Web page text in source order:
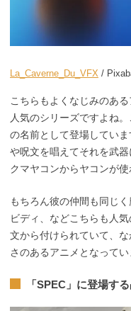
La_Caverne_Du_VFX /
こちらもよくなじみのあ
人気のシリーズですよね
の名前として登場してい
や呪文を唱えてそれを武
クマヤコンからヤコンが使
もちろん彼の仲間も同じ
ビディ、などこちらも人
文から付けられていて、
さのあるアニメとなってい
「SPEC」に登場す